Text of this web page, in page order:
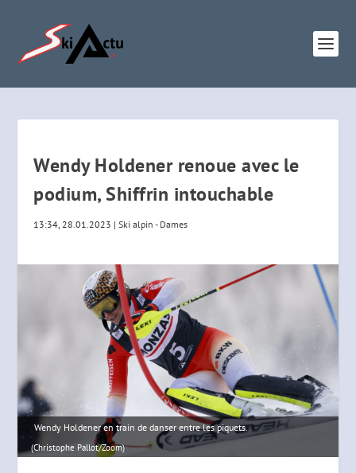
Wendy Holdener renoue avec le
podium, Shiffrin intouchable
13:34, 28.01.2023 |Ski alpin - Dames
Wendy Holdener en train de danser entre les piquets.
(Christophe Pallot/Zoom)